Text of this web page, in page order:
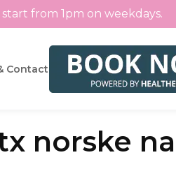
from 1pm on weekdays.
Contact
norske